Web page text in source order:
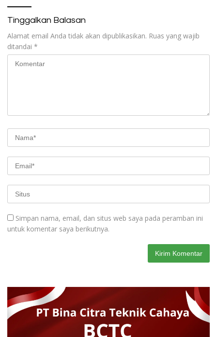
Tinggalkan Balasan
Alamat email Anda tidak akan dipublikasikan. Ruas yang wajib
ditandai *
Simpan nama, email, dan situs web saya pada peramban ini
untuk komentar saya berikutnya.